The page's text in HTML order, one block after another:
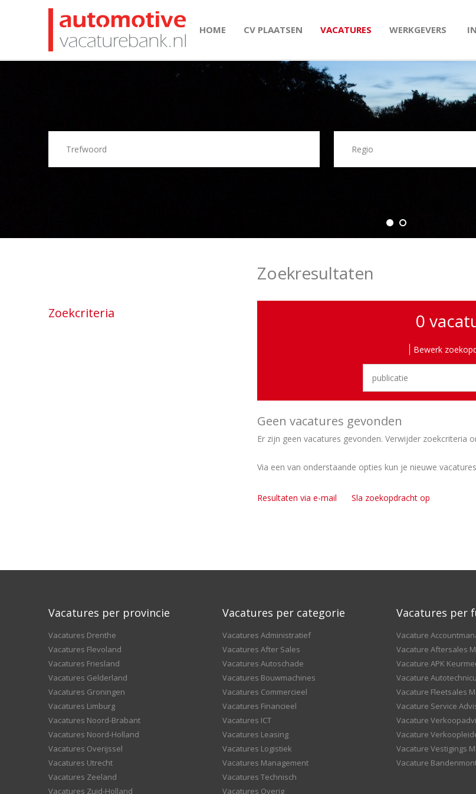
HOME CV PLAATSEN VACATURES WERKGEVERS
Zoekcriteria
Zoekresultaten
0
Bewerk
Geen vacatures gevonden
Er zijn geen vacatures gevonden. Verwijder zoekcriteria
Via een van onderstaande opties kun je nieuwe
Resultaten via e-mail Sla zoekopdracht op
Vacatures per provincie
Vacatures Drenthe
Vacatures Flevoland
Vacatures Friesland
Vacatures Gelderland
Vacatures Groningen
Vacatures Limburg
Vacatures Noord-Brabant
Vacatures Noord-Holland
Vacatures Overijssel
Vacatures Utrecht
Vacatures Zeeland
Vacatures Zuid-Holland
Vacatures per categorie
Vacatures Administratief
Vacatures After Sales
Vacatures Autoschade
Vacatures Bouwmachines
Vacatures Commercieel
Vacatures Financieel
Vacatures ICT
Vacatures Leasing
Vacatures Logistiek
Vacatures Management
Vacatures Technisch
Vacatures Overig
Vacatures per
Vacature
Vacature Aftersales
Vacature APK
Vacature
Vacature Fleetsales
Vacature Service
Vacature
Vacature
Vacature Vestigings
Vacature